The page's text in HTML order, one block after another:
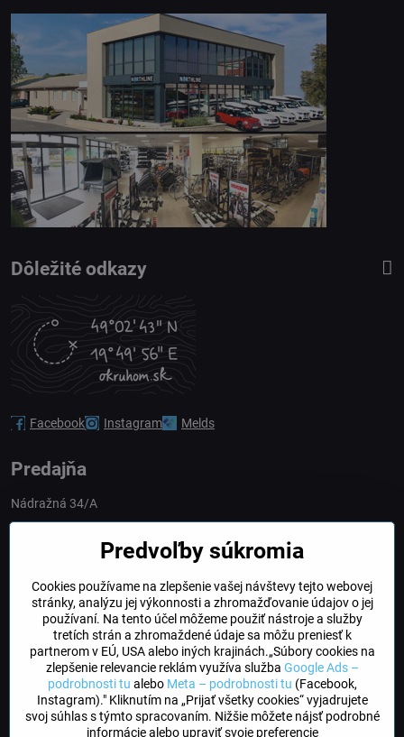
Dôležité odkazy
Facebook Instagram Melds
Predajňa
Nádražná 34/A
obchod​@northline​.sk
Otváracie hodiny
PO, UT, STR, ŠT: 9.00 - 17.00
PIA: 8.00 - 16.00
DogFriendly
Psíky sú u nás vítané
Predvoľby súkromia
Cookies používame na zlepšenie vašej návštevy tejto webovej
stránky, analýzu jej výkonnosti a zhromažďovanie údajov o jej
používaní. Na tento účel môžeme použiť nástroje a služby
tretích strán a zhromaždené údaje sa môžu preniesť k
partnerom v EÚ, USA alebo iných krajinách.„Súbory cookies na
zlepšenie relevancie reklám využíva služba Google Ads –
podrobnosti tu alebo Meta – podrobnosti tu (Facebook,
Instagram)." Kliknutím na „Prijať všetky cookies“ vyjadrujete
svoj súhlas s týmto spracovaním. Nižšie môžete nájsť podrobné
informácie alebo upraviť svoje preferencie